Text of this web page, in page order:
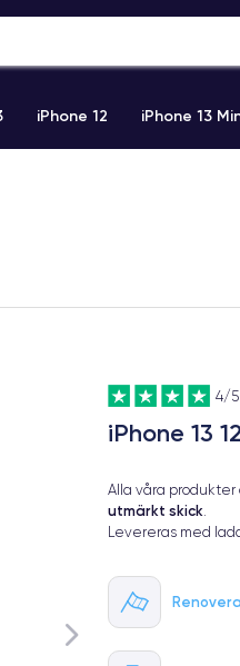
iPhone 12 iPhone 13
4/5
iPhone 13
Alla våra produkter
utmärkt skick
Levereras med